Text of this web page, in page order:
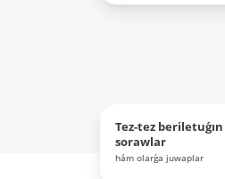
Tez-tez beriletuǵın
sorawlar
hám olarǵa juwaplar